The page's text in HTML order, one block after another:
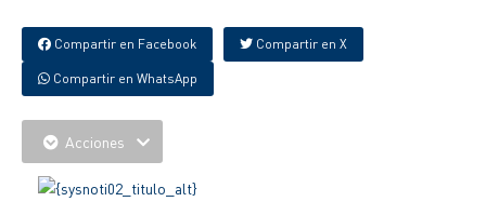
Compartir en Facebook Compartir en X
Compartir en WhatsApp
Acciones